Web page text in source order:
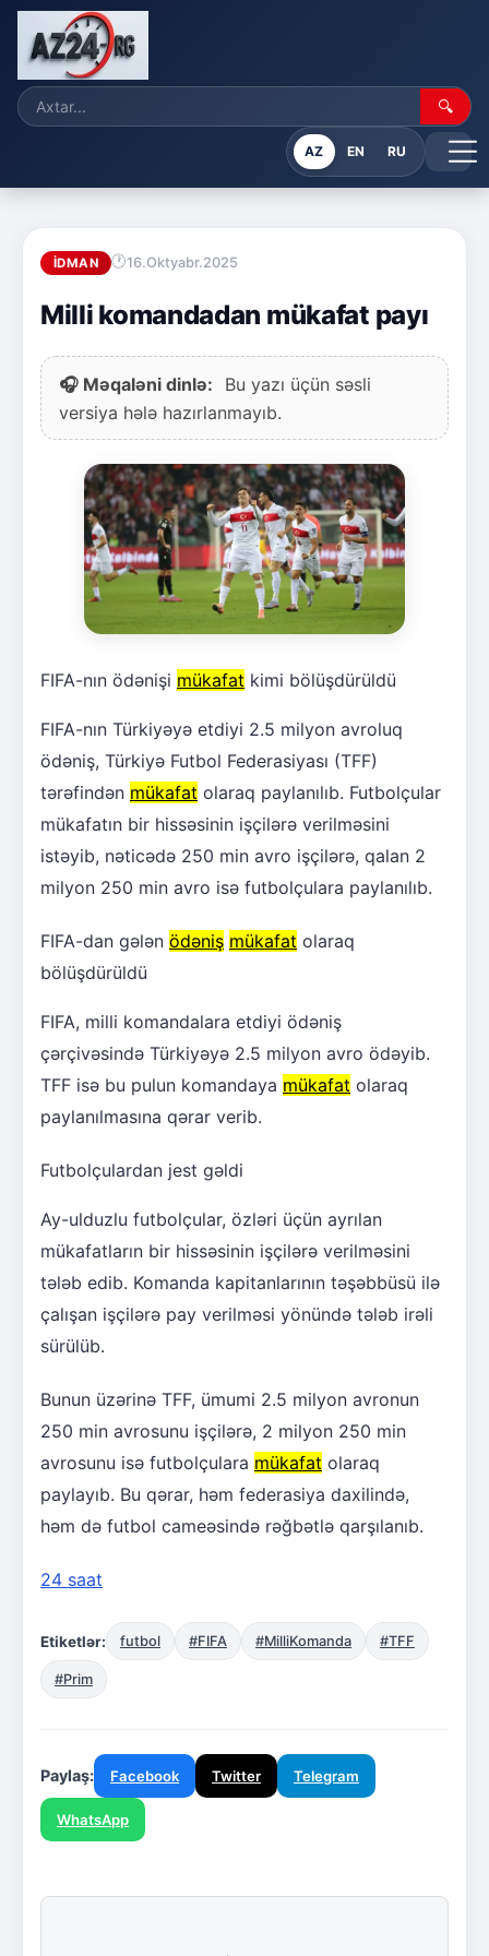
🔍
AZ EN RU
İDMAN 16.Oktyabr.2025
Milli komandadan mükafat payı
🎧 Məqaləni dinlə:
Bu yazı üçün səsli
versiya hələ hazırlanmayıb.
FIFA-nın ödənişi mükafat kimi bölüşdürüldü
FIFA-nın Türkiyəyə etdiyi 2.5 milyon avroluq
ödəniş, Türkiyə Futbol Federasiyası (TFF)
tərəfindən mükafat olaraq paylanılıb. Futbolçular
mükafatın bir hissəsinin işçilərə verilməsini
istəyib, nəticədə 250 min avro işçilərə, qalan 2
milyon 250 min avro isə futbolçulara paylanılıb.
FIFA-dan gələn ödəniş mükafat olaraq
bölüşdürüldü
FIFA, milli komandalara etdiyi ödəniş
çərçivəsində Türkiyəyə 2.5 milyon avro ödəyib.
TFF isə bu pulun komandaya mükafat olaraq
paylanılmasına qərar verib.
Futbolçulardan jest gəldi
Ay-ulduzlu futbolçular, özləri üçün ayrılan
mükafatların bir hissəsinin işçilərə verilməsini
tələb edib. Komanda kapitanlarının təşəbbüsü ilə
çalışan işçilərə pay verilməsi yönündə tələb irəli
sürülüb.
Bunun üzərinə TFF, ümumi 2.5 milyon avronun
250 min avrosunu işçilərə, 2 milyon 250 min
avrosunu isə futbolçulara mükafat olaraq
paylayıb. Bu qərar, həm federasiya daxilində,
həm də futbol cameəsində rəğbətlə qarşılanıb.
24 saat
Etiketlər: futbol #FIFA #MilliKomanda #TFF
#Prim
Paylaş: Facebook Twitter Telegram
WhatsApp